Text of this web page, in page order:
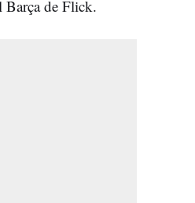
Barça de Flick.